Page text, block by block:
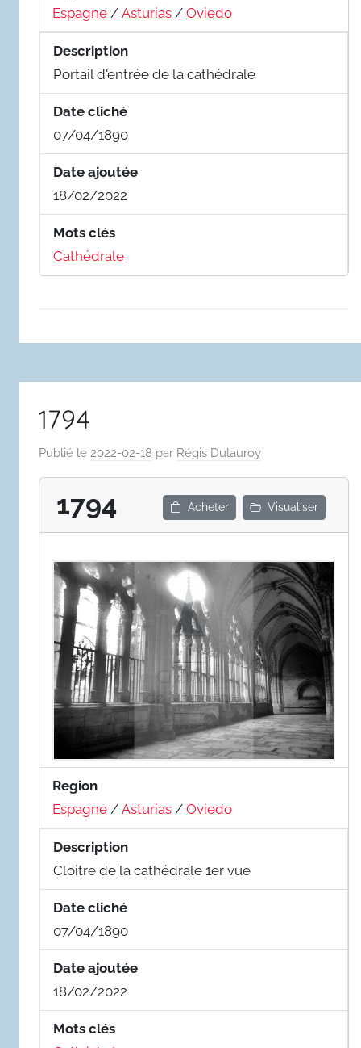
Espagne / Asturias / Oviedo
Description
Portail d'entrée de la cathédrale
Date cliché
07/04/1890
Date ajoutée
18/02/2022
Mots clés
Cathédrale
1794
Publié le 2022-02-18 par Régis Dulauroy
1794 Acheter Visualiser
Region
Espagne / Asturias / Oviedo
Description
Cloitre de la cathédrale 1er vue
Date cliché
07/04/1890
Date ajoutée
18/02/2022
Mots clés